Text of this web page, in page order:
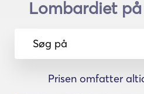
Lombardiet
Søg på
Prisen omfatter